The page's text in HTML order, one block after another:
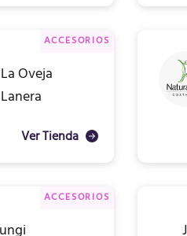
ACCESORIOS
La Oveja
Lanera
Ver Tienda
ACCESORIOS